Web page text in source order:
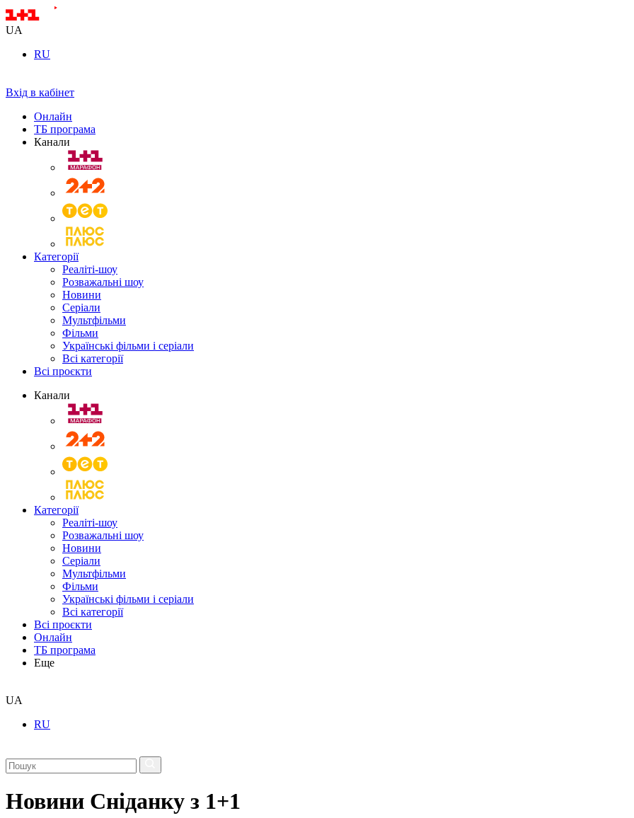
UA
RU
Вхід в кабінет
Онлайн
ТБ програма
Канали
Категорії
Реаліті-шоу
Розважальні шоу
Новини
Серіали
Мультфільми
Фільми
Українські фільми і серіали
Всі категорії
Всі проєкти
Канали
Категорії
Реаліті-шоу
Розважальні шоу
Новини
Серіали
Мультфільми
Фільми
Українські фільми і серіали
Всі категорії
Всі проєкти
Онлайн
ТБ програма
Еще
UA
RU
Новини Сніданку з 1+1